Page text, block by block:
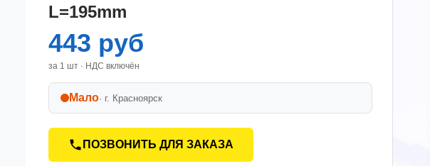
L=195mm
443 руб
за 1 шт · НДС включён
Мало· г. Красноярск
ПОЗВОНИТЬ ДЛЯ ЗАКАЗА